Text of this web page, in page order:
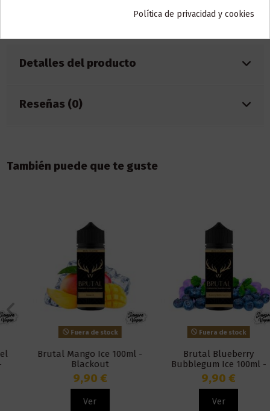
Detalles del producto
Reseñas (0)
También puede que te guste
Fuera de stock
Brutal Mango Ice 100ml -
Blackout
9,90 €
Fuera de stock
Brutal Blueberry
Bubblegum Ice 100ml -
Blackout
9,90 €
Política de privacidad y cookies